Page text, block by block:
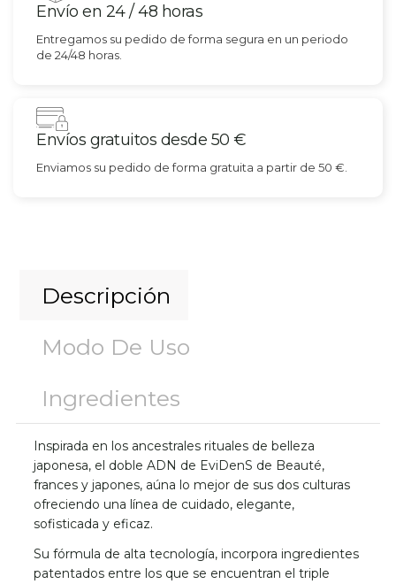
Envío en 24 / 48 horas
Entregamos su pedido de forma segura en un periodo
de 24/48 horas.
Envíos gratuitos desde 50 €
Enviamos su pedido de forma gratuita a partir de 50 €.
Descripción
Modo De Uso
Ingredientes
Inspirada en los ancestrales rituales de belleza
japonesa, el doble ADN de EviDenS de Beauté,
frances y japones, aúna lo mejor de sus dos culturas
ofreciendo una línea de cuidado, elegante,
sofisticada y eficaz.
Su fórmula de alta tecnología, incorpora ingredientes
patentados entre los que se encuentran el triple